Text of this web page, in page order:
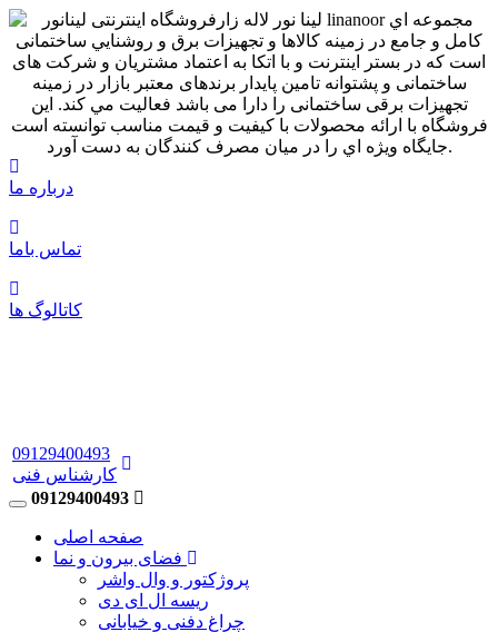
درباره ما
تماس باما
کاتالوگ ها
09129400493
کارشناس فنی
09129400493
صفحه اصلی
پروژکتور و وال واشر
ریسه ال ای دی
چراغ دفنی و خیابانی